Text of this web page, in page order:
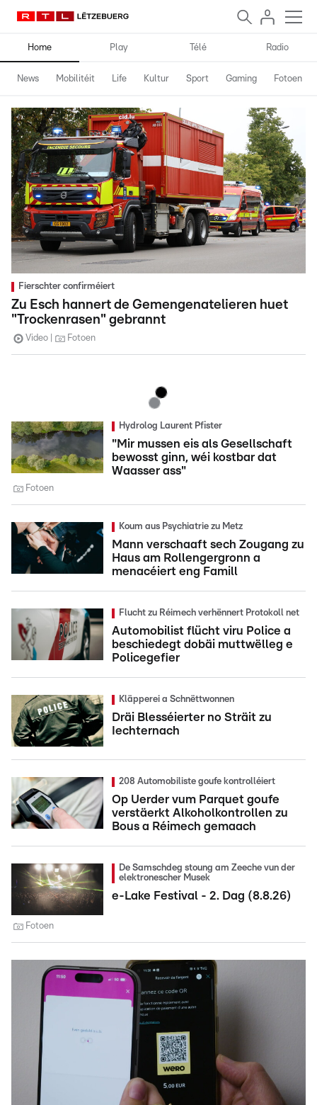
Home Play Télé Radio
News Mobilitéit Life Kultur Sport Gaming Fotoen
Fierschter confirméiert
Zu Esch hannert de Gemengenatelieren huet
"Trockenrasen" gebrannt
Video Fotoen
Hydrolog Laurent Pfister
"Mir mussen eis als Gesellschaft
bewosst ginn, wéi kostbar dat
Waasser ass"
Fotoen
Koum aus Psychiatrie zu Metz
Mann verschaaft sech Zougang zu
Haus am Rollengergronn a
menacéiert eng Famill
Flucht zu Réimech verhënnert Protokoll net
Automobilist flücht viru Police a
beschiedegt dobäi muttwëlleg e
Policegefier
Kläpperei a Schnëttwonnen
Dräi Blesséierter no Sträit zu
Iechternach
208 Automobiliste goufe kontrolléiert
Op Uerder vum Parquet goufe
verstäerkt Alkoholkontrollen zu
Bous a Réimech gemaach
De Samschdeg stoung am Zeeche vun der
elektronescher Musek
e-Lake Festival - 2. Dag (8.8.26)
Fotoen